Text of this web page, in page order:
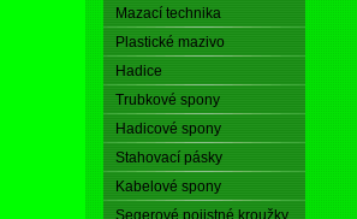
Mazací technika
Plastické mazivo
Hadice
Trubkové spony
Hadicové spony
Stahovací pásky
Kabelové spony
Segerové pojistné kroužky